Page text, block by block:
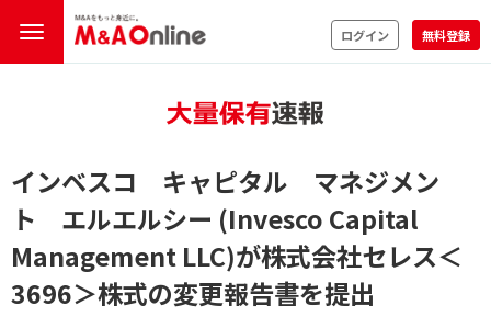
ログイン 無料登録
インベスコ キャピタル マネジメン
ト エルエルシー (Invesco Capital
Management LLC)が株式会社セレス＜
3696＞株式の変更報告書を提出